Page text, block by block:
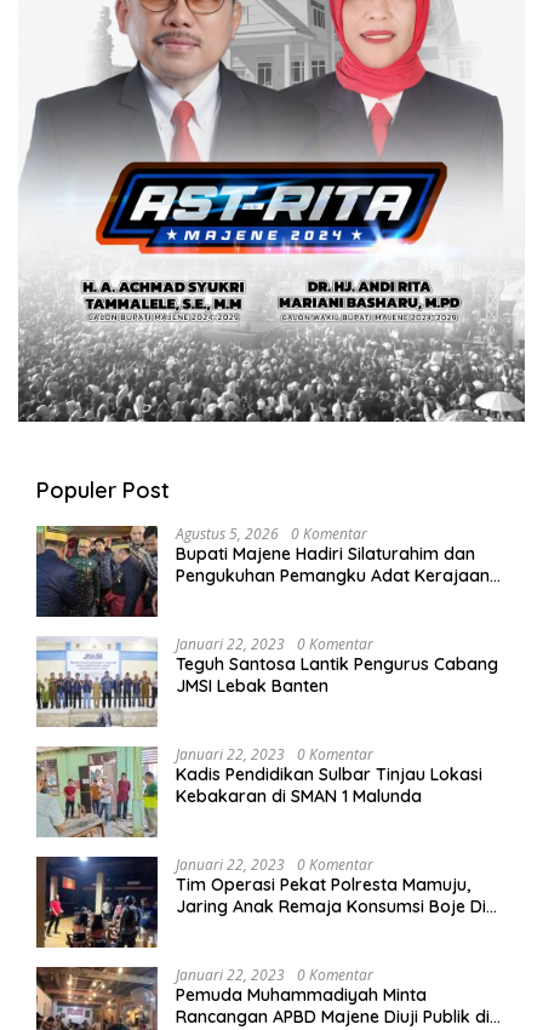
Populer Post
Agustus 5, 2026 0 Komentar
Bupati Majene Hadiri Silaturahim dan
Pengukuhan Pemangku Adat Kerajaan
Januari 22, 2023 0 Komentar
Teguh Santosa Lantik Pengurus Cabang
JMSI Lebak Banten
Januari 22, 2023 0 Komentar
Kadis Pendidikan Sulbar Tinjau Lokasi
Kebakaran di SMAN 1 Malunda
Januari 22, 2023 0 Komentar
Tim Operasi Pekat Polresta Mamuju,
Jaring Anak Remaja Konsumsi Boje Di
Januari 22, 2023 0 Komentar
Pemuda Muhammadiyah Minta
Rancangan APBD Majene Diuji Publik di